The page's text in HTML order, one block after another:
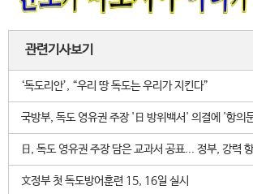
관련기사보기
‘독도리안’, “우리 땅 독도는 우리가 지킨다”
국방부, 독도 영유권 주장 '日 방위백서' 의결에 '항의
日, 독도 영유권 주장 담은 교과서 공표... 정부, 강력
文정부 첫 독도방어훈련 15, 16일 실시